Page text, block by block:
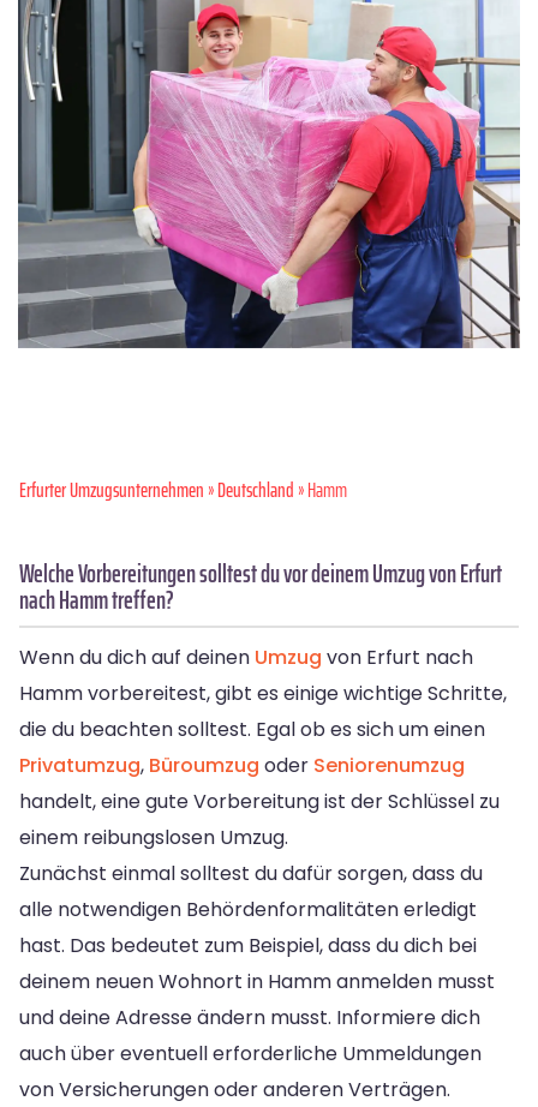
Erfurter Umzugsunternehmen»Deutschland» Hamm
Welche Vorbereitungen solltest du vor deinem Umzug von Erfurt
nach Hamm treffen?
Wenn du dich auf deinen Umzug von Erfurt nach
Hamm vorbereitest, gibt es einige wichtige Schritte,
die du beachten solltest. Egal ob es sich um einen
Privatumzug, Büroumzug oder Seniorenumzug
handelt, eine gute Vorbereitung ist der Schlüssel zu
einem reibungslosen Umzug.
Zunächst einmal solltest du dafür sorgen, dass du
alle notwendigen Behördenformalitäten erledigt
hast. Das bedeutet zum Beispiel, dass du dich bei
deinem neuen Wohnort in Hamm anmelden musst
und deine Adresse ändern musst. Informiere dich
auch über eventuell erforderliche Ummeldungen
von Versicherungen oder anderen Verträgen.